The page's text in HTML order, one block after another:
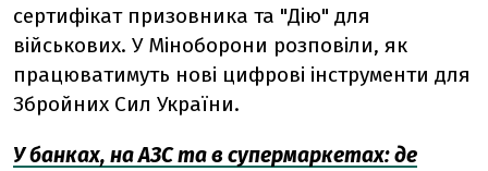
сертифікат призовника та "Дію" для
військових. У Міноборони розповіли, як
працюватимуть нові цифрові інструменти для
Збройних Сил України.
У банках, на АЗС та в супермаркетах: де